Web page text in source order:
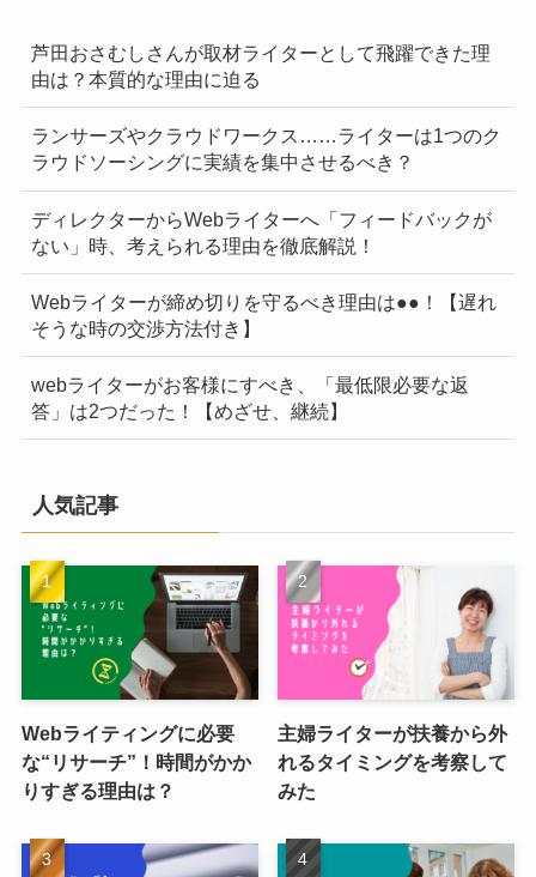
芦田おさむしさんが取材ライターとして飛躍できた理
由は？本質的な理由に迫る
ランサーズやクラウドワークス……ライターは1つのク
ラウドソーシングに実績を集中させるべき？
ディレクターからWebライターへ「フィードバックが
ない」時、考えられる理由を徹底解説！
Webライターが締め切りを守るべき理由は●●！【遅れ
そうな時の交渉方法付き】
webライターがお客様にすべき、「最低限必要な返
答」は2つだった！【めざせ、継続】
人気記事
Webライティングに必要
な“リサーチ”！時間がかか
りすぎる理由は？
主婦ライターが扶養から外
れるタイミングを考察して
みた